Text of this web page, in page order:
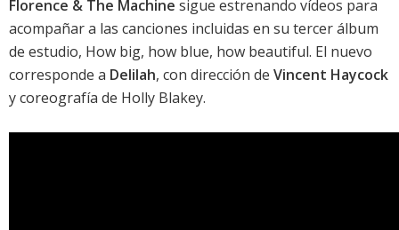
Florence & The Machine sigue estrenando vídeos para
acompañar a las canciones incluidas en su tercer álbum
de estudio, How big, how blue, how beautiful. El nuevo
corresponde a Delilah, con dirección de Vincent Haycock
y coreografía de Holly Blakey.